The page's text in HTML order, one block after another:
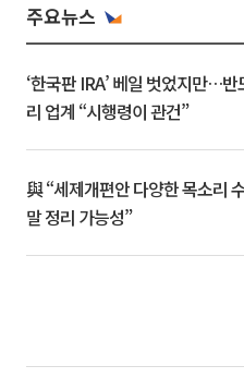
주요뉴스
‘한국판 IRA’ 베일 벗었지만…반
리 업계 “시행령이 관건”
與 “세제개편안 다양한 목소리
말 정리 가능성”